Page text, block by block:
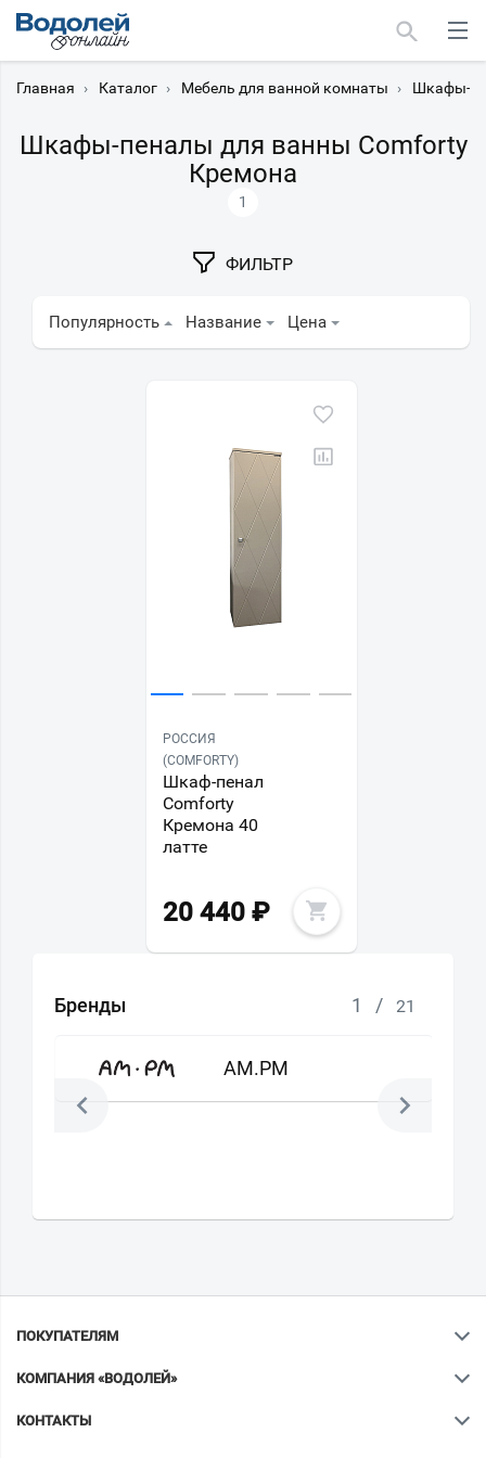
Главная › Каталог › Мебель для ванной комнаты › Шкафы-
Шкафы-пеналы для ванны Comforty
Кремона
1
ФИЛЬТР
Популярность Название Цена
РОССИЯ
(COMFORTY)
Шкаф-пенал
Comforty
Кремона 40
латте
20 440 ₽
Бренды 1 / 21
AM.PM
ПОКУПАТЕЛЯМ
КОМПАНИЯ «ВОДОЛЕЙ»
КОНТАКТЫ